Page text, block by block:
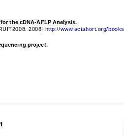
the cDNA-AFLP Analysis.
2008; http://www.actahort.org/books
project.